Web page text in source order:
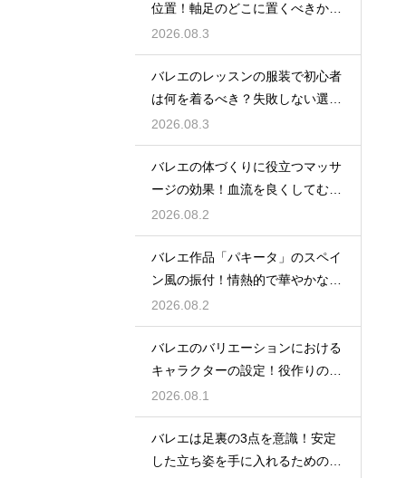
位置！軸足のどこに置くべきかを
徹底解説
2026.08.3
バレエのレッスンの服装で初心者
は何を着るべき？失敗しない選び
方
2026.08.3
バレエの体づくりに役立つマッサ
ージの効果！血流を良くしてむく
みスッキリ
2026.08.2
バレエ作品「パキータ」のスペイ
ン風の振付！情熱的で華やかな舞
台の魅力
2026.08.2
バレエのバリエーションにおける
キャラクターの設定！役作りの重
要性
2026.08.1
バレエは足裏の3点を意識！安定
した立ち姿を手に入れるための秘